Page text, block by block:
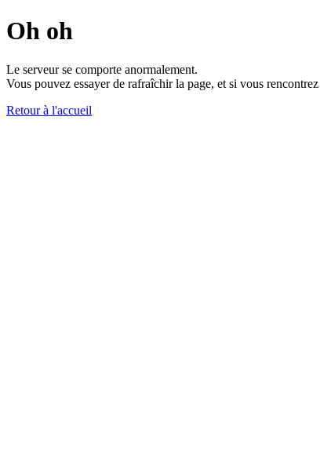
Oh oh
Le serveur se comporte anormalement.
Vous pouvez essayer de rafraîchir la page, et si vous
Retour à l'accueil